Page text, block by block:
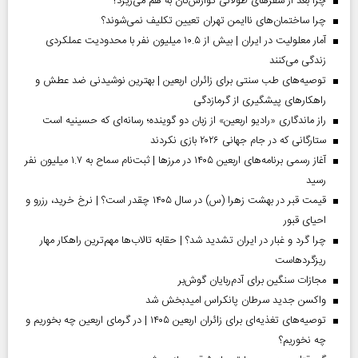
چرا ساختمان‌های ناایمن تهران تعیین تکلیف نمی‌شوند؟
آمار معلولیت در ایران | بیش از ۱۰.۵ میلیون نفر با محدودیت عملکردی
زندگی می‌کنند
توصیه‌های طب سنتی برای زائران اربعین | بهترین نوشیدنی ضد عطش و
راهکارهای پیشگیری از گرمازدگی
راز ماندگاری «رادیو اربعین» از زبان دو گوینده؛ رسانه‌ای که حسینیه است
ستارگانی که در جام جهانی ۲۰۲۶ بازی نکردند
آغاز رسمی برنامه‌های اربعین ۱۴۰۵ در مرز‌ها | ثبت‌نام سماح به ۱.۷ میلیون نفر
رسید
قیمت قبر در بهشت زهرا (س) در سال ۱۴۰۵ چقدر است؟ | نرخ خرید، رزرو و
احیای قبور
چرا گرد و غبار در ایران تشدید شد؟ | حقابه تالاب‌ها مهم‌ترین راهکار مهار
ریزگردهاست
مجازات سنگین برای آدم‌ربایان گوش‌بر
واکسن جدید سرطان پانکراس امیدبخش شد
توصیه‌های تغذیه‌ای برای زائران اربعین ۱۴۰۵ | در گرمای اربعین چه بخوریم و
چه نخوریم؟